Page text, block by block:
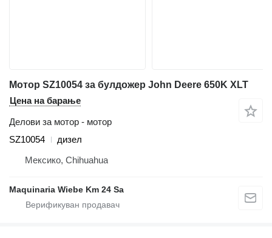
Мотор SZ10054 за булдожер John Deere 650K XLT
Цена на барање
Делови за мотор - мотор
SZ10054
дизел
Мексико, Chihuahua
Maquinaria Wiebe Km 24 Sa